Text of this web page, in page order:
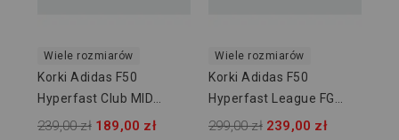
Wiele rozmiarów
Korki Adidas F50
Hyperfast Club MID
FG/MG JUNIOR KJ0670
239,00 zł 189,00 zł
Wiele rozmiarów
Korki Adidas F50
Hyperfast League FG
JUNIOR KK1397
299,00 zł 239,00 zł